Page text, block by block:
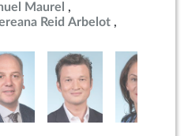
Maurel
Reid Arbelot